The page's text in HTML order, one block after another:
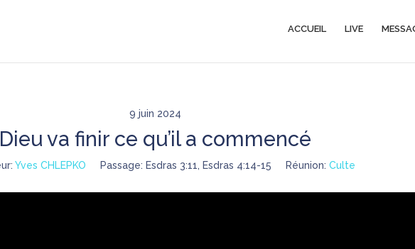
ACCUEIL LIVE
9 juin 2024
Dieu va finir ce qu’il a commencé
Yves CHLEPKO Passage: Esdras 3:11, Esdras 4:14-15 Réunion: Culte